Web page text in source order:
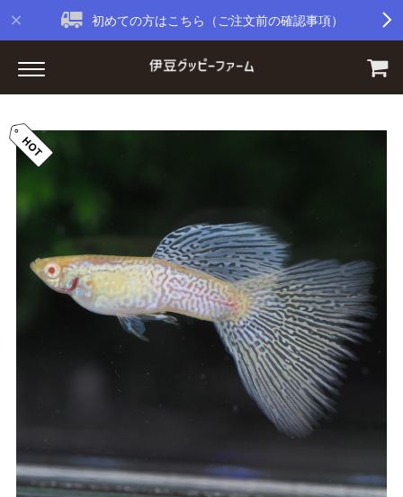
初めての方はこちら（ご注文前の確認事項）